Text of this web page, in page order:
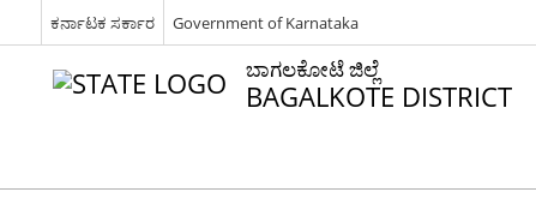
ಕರ್ನಾಟಕ ಸರ್ಕಾರ Government of Karnataka
ಬಾಗಲಕೋಟೆ ಜಿಲ್ಲೆ
BAGALKOTE DISTRICT